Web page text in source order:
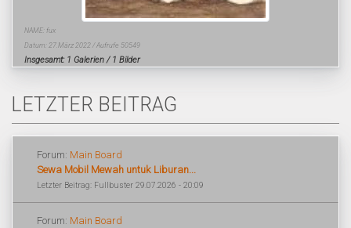
NAME: fux
Datum: 27.März 2022 / Aufrufe 50549
Insgesamt: 1 Galerien / 1 Bilder
LETZTER BEITRAG
Forum: Main Board
Sewa Mobil Mewah untuk Liburan...
Letzter Beitrag: Fullbuster 29.07.2026 - 20:09
Forum: Main Board